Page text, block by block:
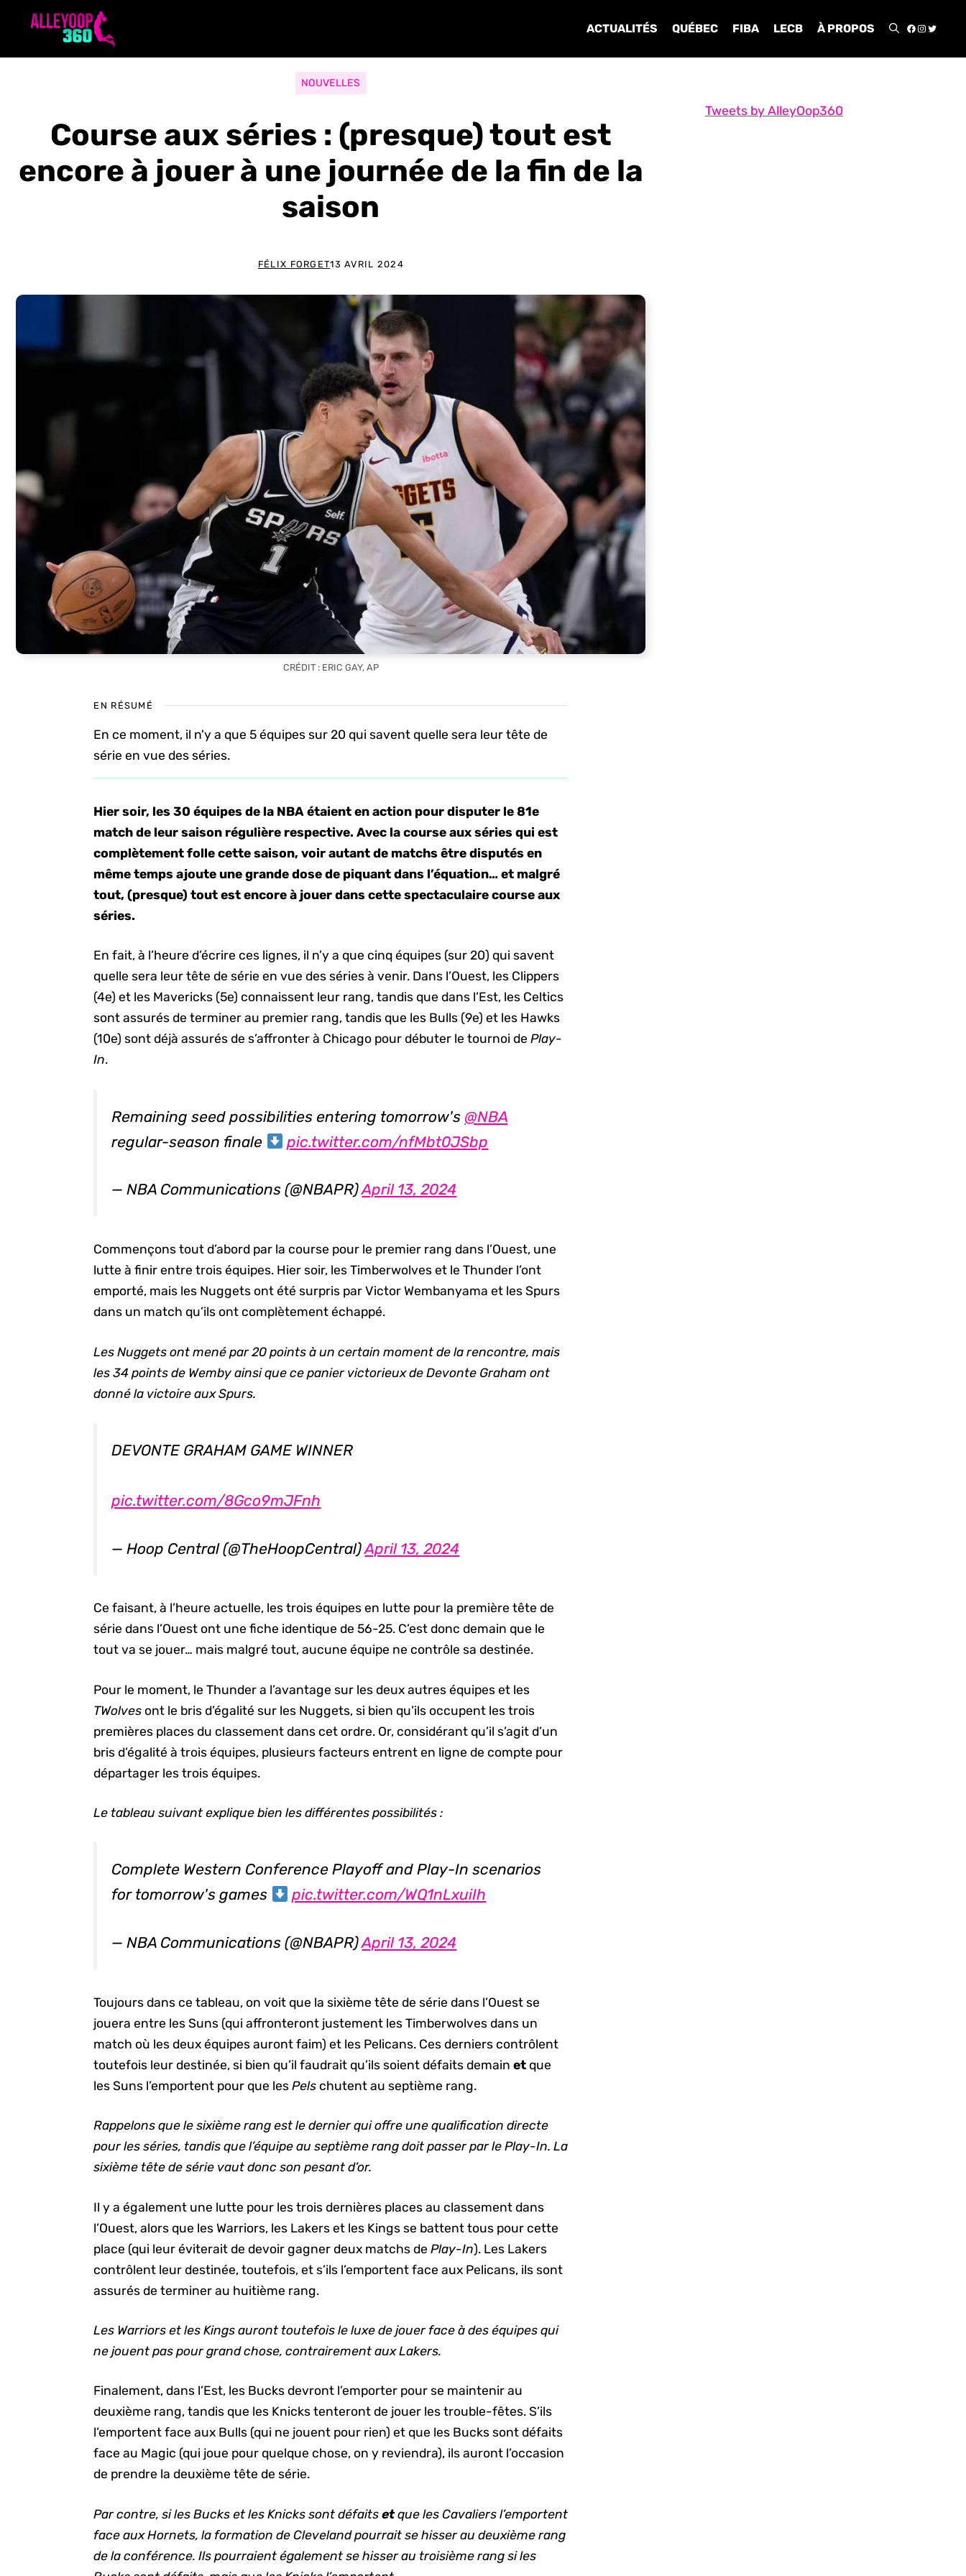
ACTUALITÉS QUÉBEC FIBA LECB À PROPOS
NOUVELLES
Course aux séries : (presque) tout est
encore à jouer à une journée de la fin de la
saison
FÉLIX FORGET13 AVRIL 2024
CRÉDIT : ERIC GAY, AP
EN RÉSUMÉ
En ce moment, il n'y a que 5 équipes sur 20 qui savent quelle sera leur tête de
série en vue des séries.
Hier soir, les 30 équipes de la NBA étaient en action pour disputer le 81e
match de leur saison régulière respective. Avec la course aux séries qui est
complètement folle cette saison, voir autant de matchs être disputés en
même temps ajoute une grande dose de piquant dans l’équation… et malgré
tout, (presque) tout est encore à jouer dans cette spectaculaire course aux
séries.
En fait, à l’heure d’écrire ces lignes, il n’y a que cinq équipes (sur 20) qui savent
quelle sera leur tête de série en vue des séries à venir. Dans l’Ouest, les Clippers
(4e) et les Mavericks (5e) connaissent leur rang, tandis que dans l’Est, les Celtics
sont assurés de terminer au premier rang, tandis que les Bulls (9e) et les Hawks
(10e) sont déjà assurés de s’affronter à Chicago pour débuter le tournoi dePlay-
In.
Remaining seed possibilities entering tomorrow's @NBA
regular-season finale
pic.twitter.com/nfMbt0JSbp
— NBA Communications (@NBAPR)April 13, 2024
Commençons tout d’abord par la course pour le premier rang dans l’Ouest, une
lutte à finir entre trois équipes. Hier soir, les Timberwolves et le Thunder l’ont
emporté, mais les Nuggets ont été surpris par Victor Wembanyama et les Spurs
dans un match qu’ils ont complètement échappé.
Les Nuggets ont mené par 20 points à un certain moment de la rencontre, mais
les 34 points de Wemby ainsi que ce panier victorieux de Devonte Graham ont
donné la victoire aux Spurs.
DEVONTE GRAHAM GAME WINNER
pic.twitter.com/8Gco9mJFnh
— Hoop Central (@TheHoopCentral)April 13, 2024
Ce faisant, à l’heure actuelle, les trois équipes en lutte pour la première tête de
série dans l’Ouest ont une fiche identique de 56-25. C’est donc demain que le
tout va se jouer… mais malgré tout, aucune équipe ne contrôle sa destinée.
Pour le moment, le Thunder a l’avantage sur les deux autres équipes et les
TWolves ont le bris d’égalité sur les Nuggets, si bien qu’ils occupent les trois
premières places du classement dans cet ordre. Or, considérant qu’il s’agit d’un
bris d’égalité à trois équipes, plusieurs facteurs entrent en ligne de compte pour
départager les trois équipes.
Le tableau suivant explique bien les différentes possibilités :
Complete Western Conference Playoff and Play-In scenarios
for tomorrow's games
pic.twitter.com/WQ1nLxuiIh
— NBA Communications (@NBAPR)April 13, 2024
Toujours dans ce tableau, on voit que la sixième tête de série dans l’Ouest se
jouera entre les Suns (qui affronteront justement les Timberwolves dans un
match où les deux équipes auront faim) et les Pelicans. Ces derniers contrôlent
toutefois leur destinée, si bien qu’il faudrait qu’ils soient défaits demainet que
les Suns l’emportent pour que lesPels chutent au septième rang.
Rappelons que le sixième rang est le dernier qui offre une qualification directe
pour les séries, tandis que l’équipe au septième rang doit passer par le Play-In. La
sixième tête de série vaut donc son pesant d’or.
Il y a également une lutte pour les trois dernières places au classement dans
l’Ouest, alors que les Warriors, les Lakers et les Kings se battent tous pour cette
place (qui leur éviterait de devoir gagner deux matchs dePlay-In). Les Lakers
contrôlent leur destinée, toutefois, et s’ils l’emportent face aux Pelicans, ils sont
assurés de terminer au huitième rang.
Les Warriors et les Kings auront toutefois le luxe de jouer face à des équipes qui
ne jouent pas pour grand chose, contrairement aux Lakers.
Finalement, dans l’Est, les Bucks devront l’emporter pour se maintenir au
deuxième rang, tandis que les Knicks tenteront de jouer les trouble-fêtes. S’ils
l’emportent face aux Bulls (qui ne jouent pour rien) et que les Bucks sont défaits
face au Magic (qui joue pour quelque chose, on y reviendra), ils auront l’occasion
de prendre la deuxième tête de série.
Par contre, si les Bucks et les Knicks sont défaitsetque les Cavaliers l’emportent
face aux Hornets, la formation de Cleveland pourrait se hisser au deuxième rang
de la conférence. Ils pourraient également se hisser au troisième rang si les
Tweets by AlleyOop360